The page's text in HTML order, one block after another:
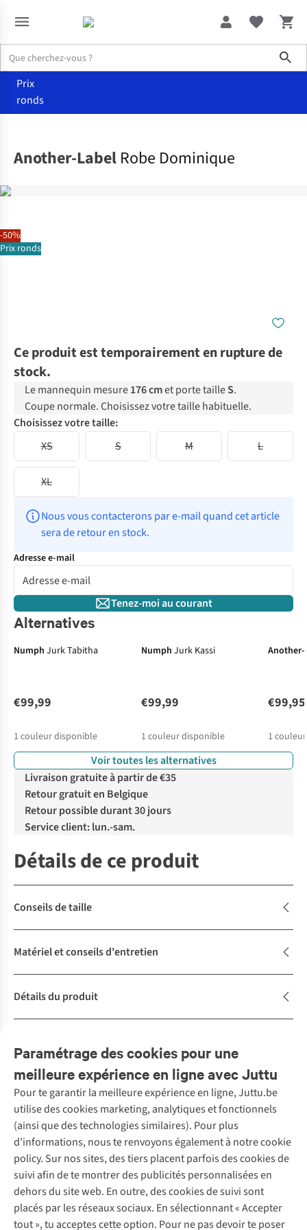
Prix
ronds
-50%
Prix ronds
Another-Label Robe Dominique
Ce produit est temporairement en rupture de
stock.
Le mannequin mesure176 cmet porte tailleS.
Coupe normale. Choisissez votre taille habituelle.
Choisissez votre taille:
XS
S M L
XL
Nous vous contacterons par e-mail quand cet article
sera de retour en stock.
Adresse e-mail
Tenez-moi au courant
Alternatives
Numph Jurk Tabitha
€99,99
1 couleur disponible
Numph Jurk Kassi
€99,99
1 couleur disponible
€99,95
1
Voir toutes les alternatives
Livraison gratuite à partir de €35
Retour gratuit en Belgique
Retour possible durant 30 jours
Service client: lun.-sam.
Détails de ce produit
Conseils de taille
Matériel et conseils d'entretien
Détails du produit
Paramétrage des cookies pour une
meilleure expérience en ligne avec Juttu
Pour te garantir la meilleure expérience en ligne, Juttu.be
utilise des cookies marketing, analytiques et fonctionnels
(ainsi que des technologies similaires). Pour plus
d’informations, nous te renvoyons également à notre cookie
policy. Sur nos sites, des tiers placent parfois des cookies de
suivi afin de te montrer des publicités personnalisées en
dehors du site web. En outre, des cookies de suivi sont
placés par les réseaux sociaux. En sélectionnant « Accepter
tout », tu acceptes cette option. Pour ne pas devoir te poser
Service client
Questions fréquentes
Commander
Payer
10 % réduction étudiants
Klarna : post-paiement
Livraison
Nos services
Vintage - ReJUsed
Atelier de couture
Personal shopping
Boîte à vêtements
Juttu
Qui sommes-nous ?